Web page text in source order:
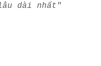
dài nhất"